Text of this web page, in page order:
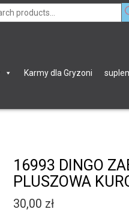
Karmy dla Gryzoni
16993 DINGO
PLUSZOWA
30,00 zł